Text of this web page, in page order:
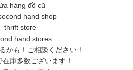
hàng đồ cũ
hand shop
thrift store
hand stores
かも！ご相談ください！
庫多数ございます！